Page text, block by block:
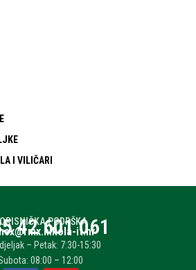
I VILIČARI
PODRŠKA
42 601 061
it.hr
– Petak: 7:30-15:30
08:00 – 12:00